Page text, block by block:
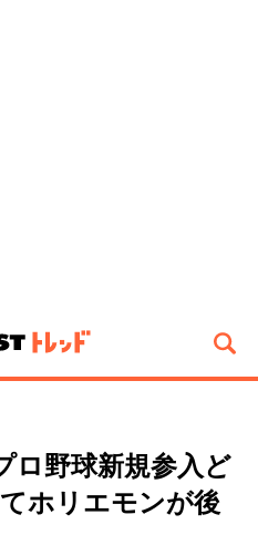
ロ野球新規参入ど
ホリエモンが後